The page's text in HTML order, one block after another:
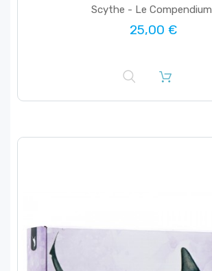
Scythe - Le Compendium
25,00 €